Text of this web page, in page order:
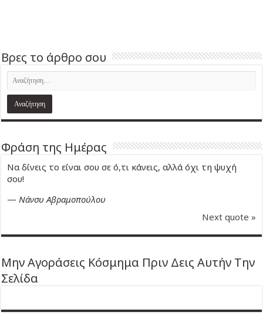
Βρες το άρθρο σου
Φράση της Ημέρας
Να δίνεις το είναι σου σε ό,τι κάνεις, αλλά όχι τη ψυχή
σου!
—Νάνσυ Αβραμοπούλου
Next quote »
Μην Αγοράσεις Κόσμημα Πριν Δεις Αυτήν Την
Σελίδα